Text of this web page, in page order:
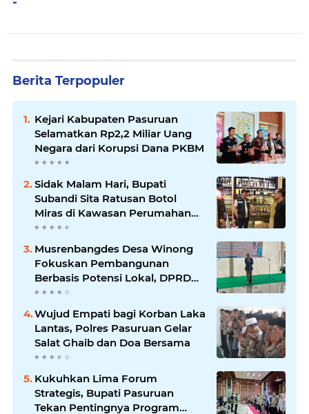
Berita Terpopuler
Kejari Kabupaten Pasuruan
Selamatkan Rp2,2 Miliar Uang
Negara dari Korupsi Dana PKBM
Sidak Malam Hari, Bupati
Subandi Sita Ratusan Botol
Miras di Kawasan Perumahan
Sidoarjo
Musrenbangdes Desa Winong
Fokuskan Pembangunan
Berbasis Potensi Lokal, DPRD
Optimistis Meski Dihantam
Efisiensi Anggaran
Wujud Empati bagi Korban Laka
Lantas, Polres Pasuruan Gelar
Salat Ghaib dan Doa Bersama
Kukuhkan Lima Forum
Strategis, Bupati Pasuruan
Tekan Pentingnya Program